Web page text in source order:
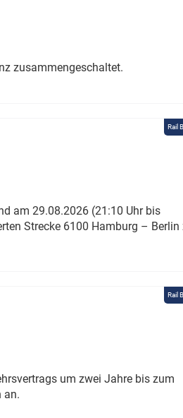
zusammengeschaltet.
Rail
am 29.08.2026 (21:10 Uhr bis
Strecke 6100 Hamburg – Berlin
Rail
um zwei Jahre bis zum
an.